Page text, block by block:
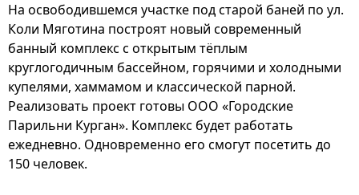
На освободившемся участке под старой баней по ул.
Коли Мяготина построят новый современный
банный комплекс с открытым тёплым
круглогодичным бассейном, горячими и холодными
купелями, хаммамом и классической парной.
Реализовать проект готовы ООО «Городские
Парильни Курган». Комплекс будет работать
ежедневно. Одновременно его смогут посетить до
150 человек.